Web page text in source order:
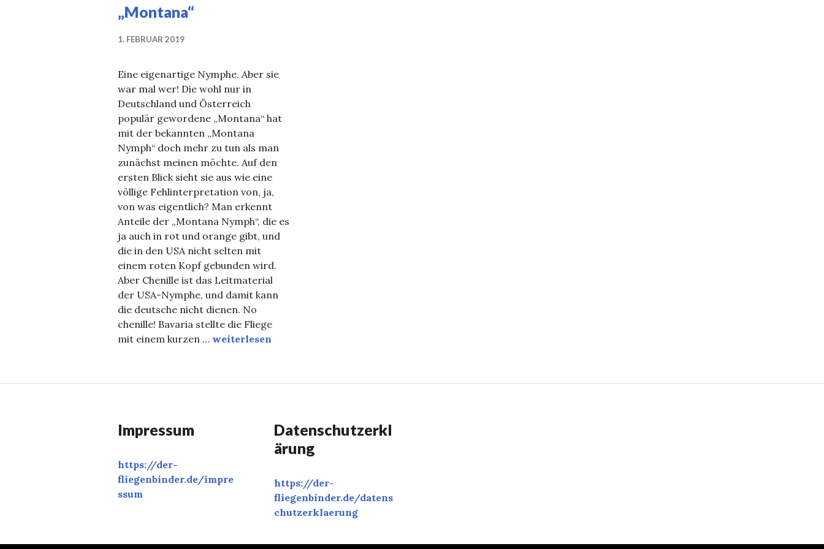
„Montana“
1. FEBRUAR 2019
Eine eigenartige Nymphe. Aber sie
war mal wer! Die wohl nur in
Deutschland und Österreich
populär gewordene „Montana“ hat
mit der bekannten „Montana
Nymph“ doch mehr zu tun als man
zunächst meinen möchte. Auf den
ersten Blick sieht sie aus wie eine
völlige Fehlinterpretation von, ja,
von was eigentlich? Man erkennt
Anteile der „Montana Nymph“, die es
ja auch in rot und orange gibt, und
die in den USA nicht selten mit
einem roten Kopf gebunden wird.
Aber Chenille ist das Leitmaterial
der USA-Nymphe, und damit kann
die deutsche nicht dienen. No
chenille! Bavaria stellte die Fliege
mit einem kurzen … Die deutsche „Montana“
weiterlesen
Impressum
https://der-
fliegenbinder.de/impre
ssum
Datenschutzerkl
ärung
https://der-
fliegenbinder.de/datens
chutzerklaerung